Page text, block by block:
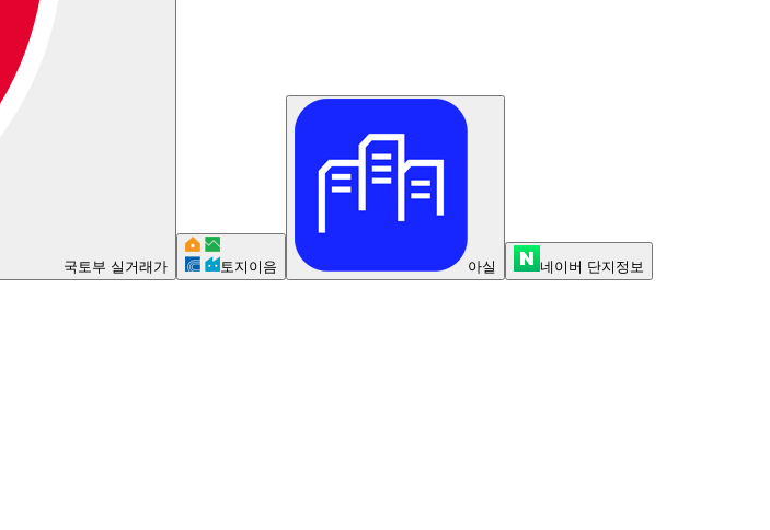
국토부 실거래가 토지이음 아실 네이버 단지정보